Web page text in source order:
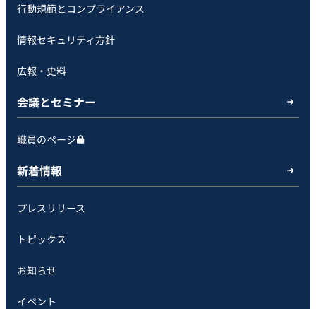
行動規範とコンプライアンス
情報セキュリティ方針
広報・史料
会議とセミナー
職員のページ
新着情報
プレスリリース
トピックス
お知らせ
イベント